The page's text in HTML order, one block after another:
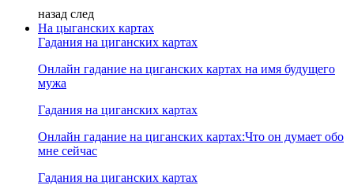
назад след
На цыганских картах
Гадания на циганских картах
Онлайн гадание на циганских картах на имя будущего
мужа
Гадания на циганских картах
Онлайн гадание на циганских картах:Что он думает обо
мне сейчас
Гадания на циганских картах